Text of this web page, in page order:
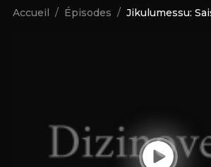
Accueil Épisodes Jikulumessu: